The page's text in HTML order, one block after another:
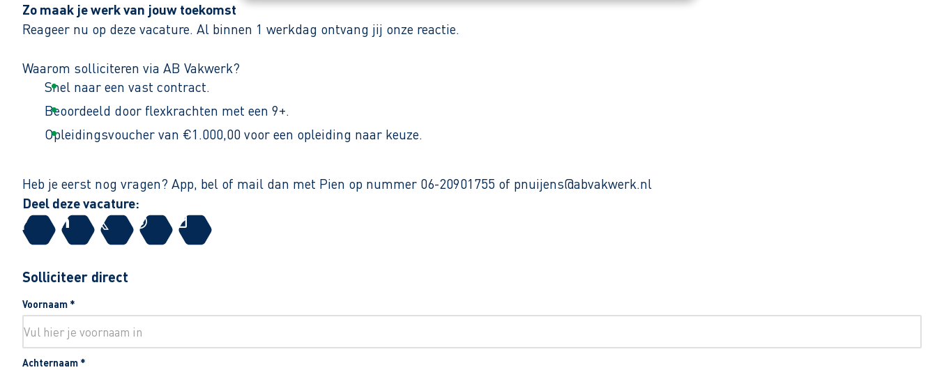
Zo maak je werk van jouw toekomst
Reageer nu op deze vacature. Al binnen 1 werkdag ontvang jij onze reactie.
Waarom solliciteren via AB Vakwerk?
Snel naar een vast contract.
Beoordeeld door flexkrachten met een 9+.
Opleidingsvoucher van €1.000,00 voor een opleiding naar keuze.
Heb je eerst nog vragen? App, bel of mail dan met Pien op nummer 06-20901755 of pnuijens@abvakwerk.nl
Deel deze vacature:
Solliciteer direct
Voornaam *
Achternaam *